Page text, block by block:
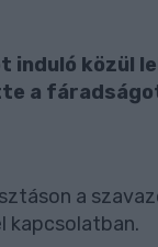
induló közül
a
a
kapcsolatban.